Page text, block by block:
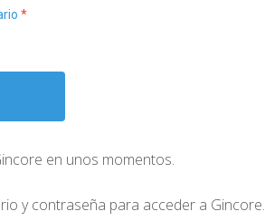
*
en unos momentos.
y contraseña para acceder a Gincore.